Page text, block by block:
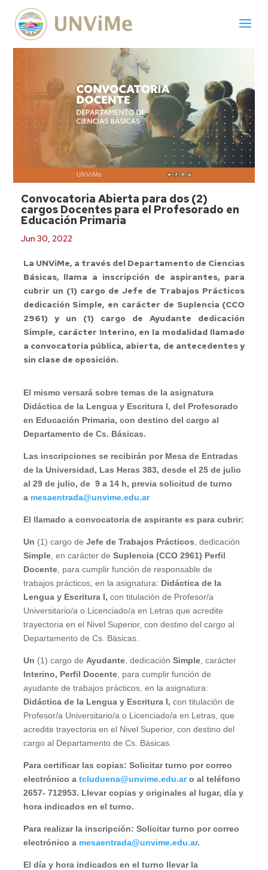
Convocatoria Abierta para dos (2)
cargos Docentes para el Profesorado en
Educación Primaria
Jun 30, 2022
La UNViMe, a través del Departamento de Ciencias
Básicas, llama a inscripción de aspirantes, para
cubrir un (1) cargo de Jefe de Trabajos Prácticos
dedicación Simple, en carácter de Suplencia (CCO
2961) y un (1) cargo de Ayudante dedicación
Simple, carácter Interino, en la modalidad llamado
a convocatoria pública, abierta, de antecedentes y
sin clase de oposición.
El mismo versará sobre temas de la asignatura
Didáctica de la Lengua y Escritura I, del Profesorado
en Educación Primaria, con destino del cargo al
Departamento de Cs. Básicas.
Las inscripciones se recibirán por Mesa de Entradas
de la Universidad, Las Heras 383, desde el 25 de julio
al 29 de julio, de 9 a 14 h, previa solicitud de turno
a mesaentrada@unvime.edu.ar
El llamado a convocatoria de aspirante es para cubrir:
Un (1) cargo de Jefe de Trabajos Prácticos , dedicación
Simple, en carácter de Suplencia (CCO 2961) Perfil
Docente, para cumplir función de responsable de
trabajos prácticos, en la asignatura: Didáctica de la
Lengua y Escritura I, con titulación de Profesor/a
Universitario/a o Licenciado/a en Letras que acredite
trayectoria en el Nivel Superior, con destino del cargo al
Departamento de Cs. Básicas.
Un (1) cargo de Ayudante, dedicación Simple, carácter
Interino, Perfil Docente, para cumplir función de
ayudante de trabajos prácticos, en la asignatura:
Didáctica de la Lengua y Escritura I, con titulación de
Profesor/a Universitario/a o Licenciado/a en Letras, que
acredite trayectoria en el Nivel Superior, con destino del
cargo al Departamento de Cs. Básicas.
Para certificar las copias: Solicitar turno por correo
electrónico a tcluduena@unvime.edu.aro al teléfono
2657- 712953. Llevar copias y originales al lugar, día y
hora indicados en el turno.
Para realizar la inscripción: Solicitar turno por correo
electrónico a mesaentrada@unvime.edu.ar.
El día y hora indicados en el turno llevar la